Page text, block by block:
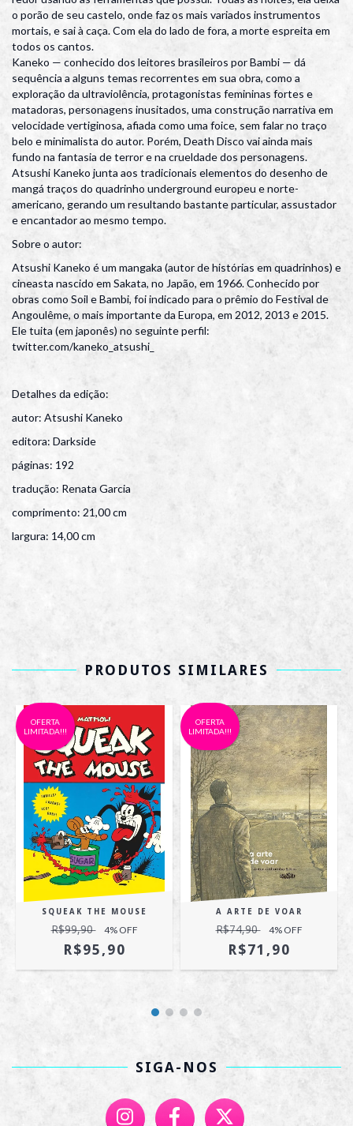
o porão de seu castelo, onde faz os mais variados instrumentos
mortais, e sai à caça. Com ela do lado de fora, a morte espreita em
todos os cantos.
Kaneko — conhecido dos leitores brasileiros por Bambi — dá
sequência a alguns temas recorrentes em sua obra, como a
exploração da ultraviolência, protagonistas femininas fortes e
matadoras, personagens inusitados, uma construção narrativa em
velocidade vertiginosa, afiada como uma foice, sem falar no traço
belo e minimalista do autor. Porém, Death Disco vai ainda mais
fundo na fantasia de terror e na crueldade dos personagens.
Atsushi Kaneko junta aos tradicionais elementos do desenho de
mangá traços do quadrinho underground europeu e norte-
americano, gerando um resultando bastante particular, assustador
e encantador ao mesmo tempo.
Sobre o autor:
Atsushi Kaneko é um mangaka (autor de histórias em quadrinhos) e
cineasta nascido em Sakata, no Japão, em 1966. Conhecido por
obras como Soil e Bambi, foi indicado para o prêmio do Festival de
Angoulême, o mais importante da Europa, em 2012, 2013 e 2015.
Ele tuita (em japonês) no seguinte perfil:
twitter.com/kaneko_atsushi_
Detalhes da edição:
autor: Atsushi Kaneko
editora: Darkside
páginas: 192
tradução: Renata Garcia
comprimento: 21,00 cm
largura: 14,00 cm
PRODUTOS SIMILARES
OFERTA
LIMITADA!!!
SQUEAK THE MOUSE
R$99,90 4% OFF
R$95,90
OFERTA
LIMITADA!!!
A ARTE DE VOAR
R$74,90 4% OFF
R$71,90
SIGA-NOS